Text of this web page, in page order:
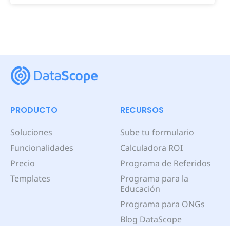
PRODUCTO
Soluciones
Funcionalidades
Precio
Templates
RECURSOS
Sube tu formulario
Calculadora ROI
Programa de Referidos
Programa para la
Educación
Programa para ONGs
Blog DataScope